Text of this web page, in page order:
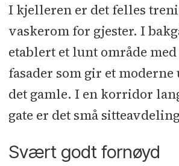
Underentreprenører og
leverandører:Tømrer:
Maler: Malermester JC
Tepper: Stigen og
Ventilasjon: Pro-vent l
Bergen Brann og
lLås og beslag: Låssenteret
I kjelleren er det felles
vaskerom for gjester. I
etablert et lunt område
fasader som gir et
det gamle. I en korridor
gate er det små
Svært godt fornøyd